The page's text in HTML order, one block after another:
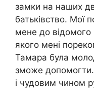
замки на наших
батьківство. Мої
мене до відомого
якого мені
Тамара була
зможе допомогти.
і чудовим чином